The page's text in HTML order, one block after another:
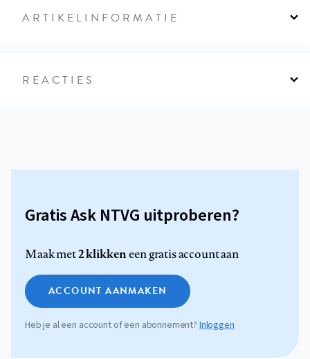
ARTIKELINFORMATIE
REACTIES
Gratis Ask NTVG uitproberen?
Maak met2 klikkeneen gratis account aan
ACCOUNT AANMAKEN
Heb je al een account of een abonnement?Inloggen